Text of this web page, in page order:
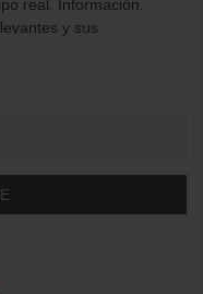
real. Información,
y sus